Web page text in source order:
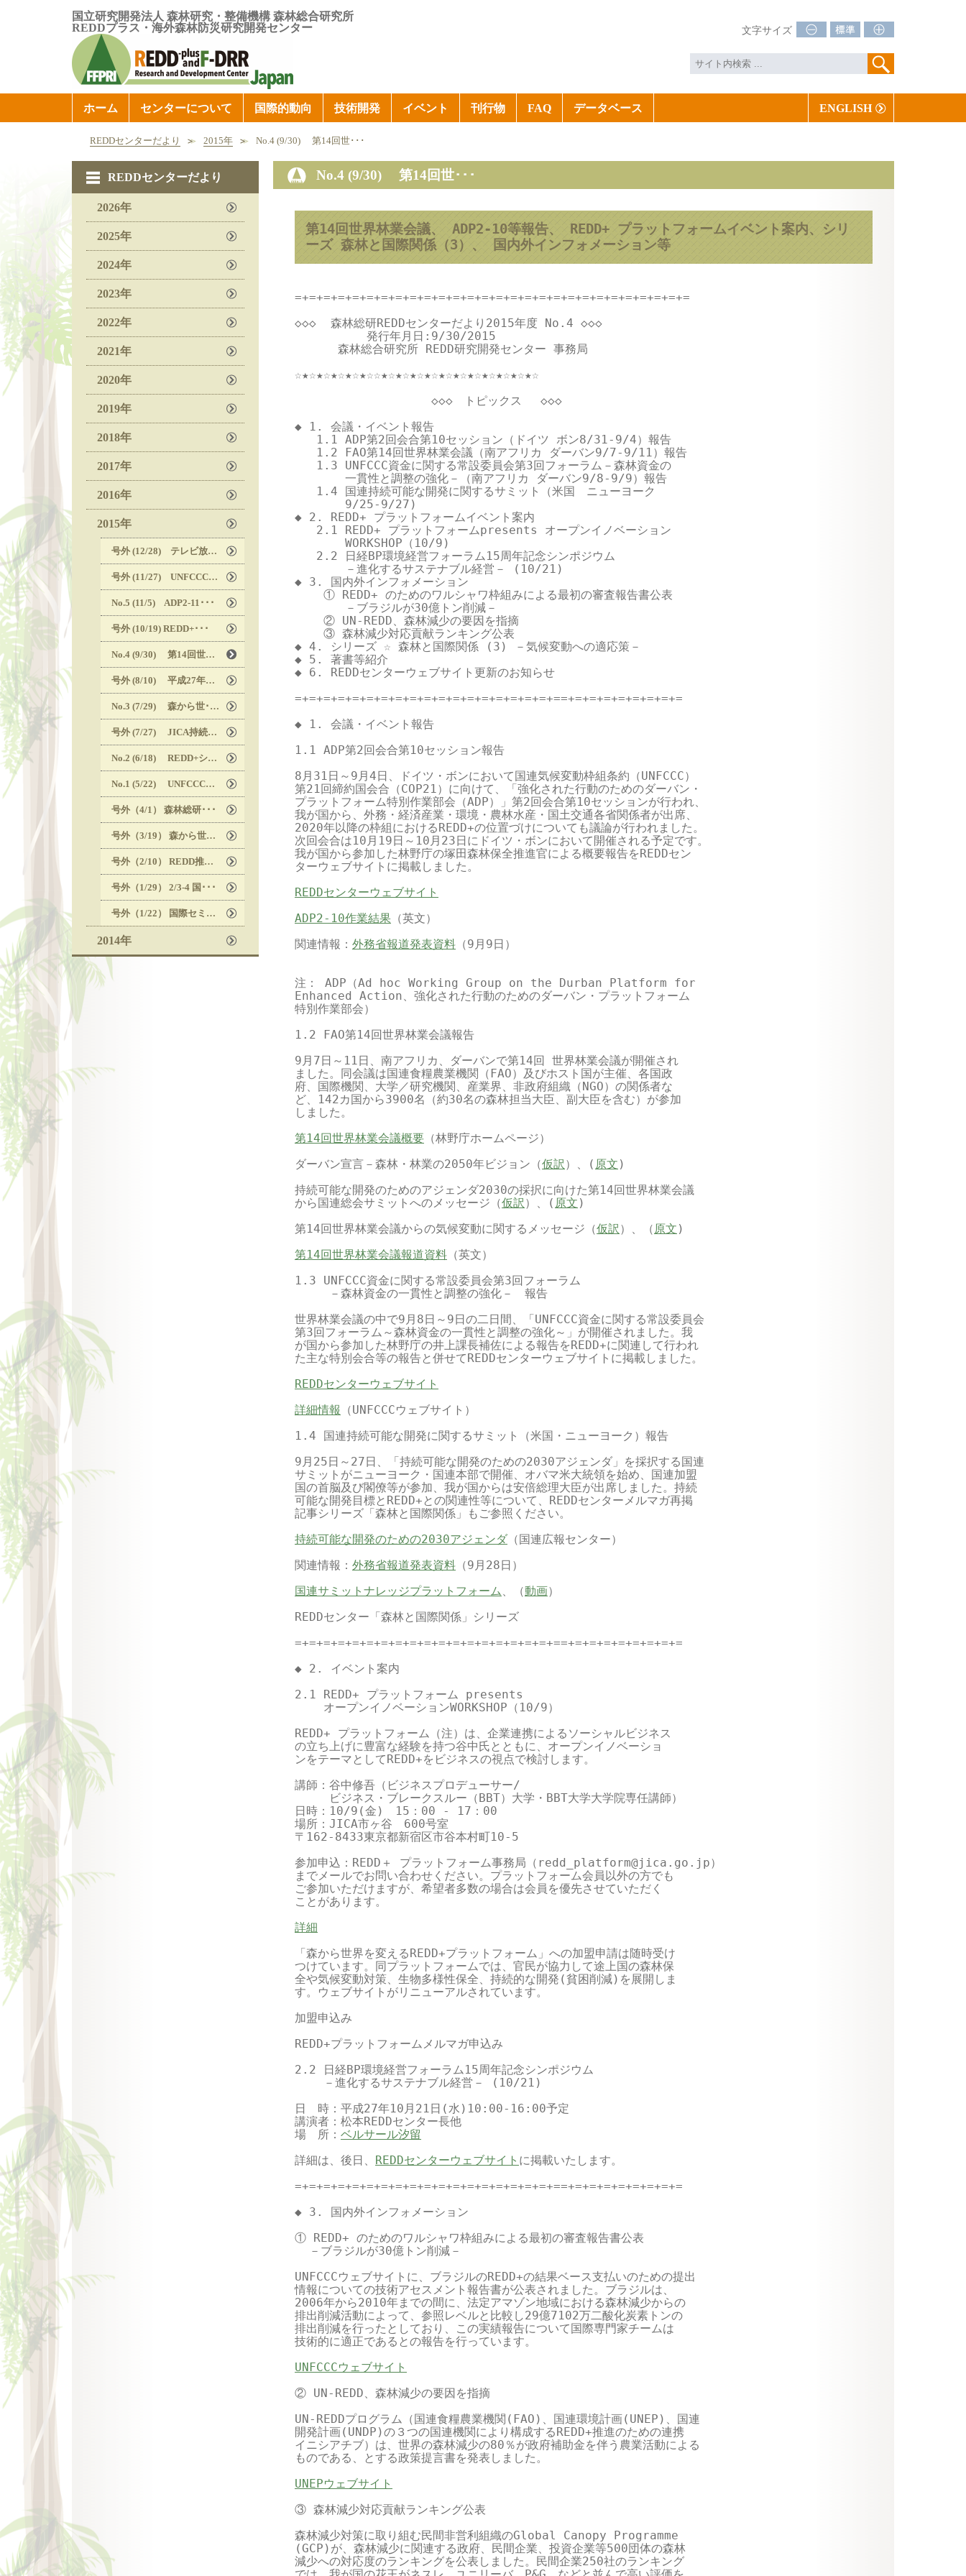
国立研究開発法人 森林研究・整備機構 森林総合研究所
REDDプラス・海外森林防災研究開発センター
文字サイズ
ENGLISH
ホーム センターについて 国際的動向 技術開発 イベント 刊行物 FAQ データベース
REDDセンターだより 2015年 No.4 (9/30) 第14回世･･･
REDDセンターだより
2026年
2025年
2024年
2023年
2022年
2021年
2020年
2019年
2018年
2017年
2016年
2015年
号外 (12/28) テレビ放送･･･
号外 (11/27) UNFCCC･･･
No.5 (11/5) ADP2-11･･･
号外 (10/19) REDD+･･･
No.4 (9/30) 第14回世･･･
号外 (8/10) 平成27年･･･
No.3 (7/29) 森から世･･･
号外 (7/27) JICA持続･･･
No.2 (6/18) REDD+シ･･･
No.1 (5/22) UNFCCC･･･
号外（4/1） 森林総研･･･
号外（3/19） 森から世･･･
号外（2/10） REDD推進･･･
号外（1/29） 2/3-4 国･･･
号外（1/22） 国際セミ･･･
2014年
No.4 (9/30) 第14回世･･･
第14回世界林業会議、 ADP2-10等報告、 REDD+ プラットフォームイベント案内、シリ
ーズ 森林と国際関係（3）、 国内外インフォメーション等
=+=+=+=+=+=+=+=+=+=+=+=+=+=+=+=+=+=+=+=+=+=+=+=+=+=+=+=
◇◇◇  森林総研REDDセンターだより2015年度 No.4 ◇◇◇
          発行年月日:9/30/2015
      森林総合研究所 REDD研究開発センター 事務局
☆★☆★☆★☆★☆★☆☆★☆★☆★☆★☆★☆★☆★☆★☆★☆★☆★☆
                   ◇◇◇　トピックス 　◇◇◇
◆ 1. 会議・イベント報告
   1.1 ADP第2回会合第10セッション（ドイツ ボン8/31-9/4）報告
   1.2 FAO第14回世界林業会議（南アフリカ ダーバン9/7-9/11）報告
   1.3 UNFCCC資金に関する常設委員会第3回フォーラム－森林資金の
       一貫性と調整の強化－（南アフリカ ダーバン9/8-9/9）報告
   1.4 国連持続可能な開発に関するサミット（米国　ニューヨーク
       9/25-9/27)
◆ 2. REDD+ プラットフォームイベント案内
   2.1 REDD+ プラットフォームpresents オープンイノベーション
       WORKSHOP（10/9)
   2.2 日経BP環境経営フォーラム15周年記念シンポジウム
       －進化するサステナブル経営－ (10/21)
◆ 3. 国内外インフォメーション
    ① REDD+ のためのワルシャワ枠組みによる最初の審査報告書公表
       －ブラジルが30億トン削減－
    ② UN-REDD、森林減少の要因を指摘
    ③ 森林減少対応貢献ランキング公表
◆ 4. シリーズ ☆ 森林と国際関係 (3) －気候変動への適応策－
◆ 5. 著書等紹介
◆ 6. REDDセンターウェブサイト更新のお知らせ
=+=+=+=+=+=+=+=+=+=+=+=+=+=+=+=+=+=+==+=+=+=+=+=+=+=+=
◆ 1. 会議・イベント報告
1.1 ADP第2回会合第10セッション報告
8月31日～9月4日、ドイツ・ボンにおいて国連気候変動枠組条約（UNFCCC）
第21回締約国会合（COP21）に向けて、「強化された行動のためのダーバン・
プラットフォーム特別作業部会（ADP）」第2回会合第10セッションが行われ、
我が国から、外務・経済産業・環境・農林水産・国土交通各省関係者が出席、
2020年以降の枠組におけるREDD+の位置づけについても議論が行われました。
次回会合は10月19日～10月23日にドイツ・ボンにおいて開催される予定です。
我が国から参加した林野庁の塚田森林保全推進官による概要報告をREDDセン
ターウェブサイトに掲載しました。
REDDセンターウェブサイト
ADP2-10作業結果 （英文）
関連情報： 外務省報道発表資料 （9月9日）
注： ADP（Ad hoc Working Group on the Durban Platform for
Enhanced Action、強化された行動のためのダーバン・プラットフォーム
特別作業部会）
1.2 FAO第14回世界林業会議報告
9月7日～11日、南アフリカ、ダーバンで第14回 世界林業会議が開催され
ました。同会議は国連食糧農業機関（FAO）及びホスト国が主催、各国政
府、国際機関、大学／研究機関、産業界、非政府組織（NGO）の関係者な
ど、142カ国から3900名（約30名の森林担当大臣、副大臣を含む）が参加
しました。
第14回世界林業会議概要 （林野庁ホームページ）
ダーバン宣言－森林・林業の2050年ビジョン（仮訳 ）、( 原文 )
持続可能な開発のためのアジェンダ2030の採択に向けた第14回世界林業会議
から国連総会サミットへのメッセージ（仮訳 ）、( 原文 )
第14回世界林業会議からの気候変動に関するメッセージ（仮訳 ）、（原文 )
第14回世界林業会議報道資料 （英文）
1.3 UNFCCC資金に関する常設委員会第3回フォーラム
－森林資金の一貫性と調整の強化－　報告
世界林業会議の中で9月8日～9日の二日間、「UNFCCC資金に関する常設委員会
第3回フォーラム～森林資金の一貫性と調整の強化～」が開催されました。我
が国から参加した林野庁の井上課長補佐による報告をREDD+に関連して行われ
た主な特別会合等の報告と併せてREDDセンターウェブサイトに掲載しました。
REDDセンターウェブサイト
詳細情報
（UNFCCCウェブサイト）
1.4 国連持続可能な開発に関するサミット（米国・ニューヨーク）報告
9月25日～27日、「持続可能な開発のための2030アジェンダ」を採択する国連
サミットがニューヨーク・国連本部で開催、オバマ米大統領を始め、国連加盟
国の首脳及び閣僚等が参加、我が国からは安倍総理大臣が出席しました。持続
可能な開発目標とREDD+との関連性等について、REDDセンターメルマガ再掲
記事シリーズ「森林と国際関係」もご参照ください。
持続可能な開発のための2030アジェンダ （国連広報センター）
関連情報： 外務省報道発表資料 （9月28日）
国連サミットナレッジプラットフォーム、（動画）
REDDセンター「森林と国際関係」シリーズ
=+=+=+=+=+=+=+=+=+=+=+=+=+=+=+=+=+=+==+=+=+=+=+=+=+=+=
◆ 2. イベント案内
2.1 REDD+ プラットフォーム presents
    オープンイノベーションWORKSHOP（10/9）
REDD+ プラットフォーム（注）は、企業連携によるソーシャルビジネス
の立ち上げに豊富な経験を持つ谷中氏とともに、オープンイノベーショ
ンをテーマとしてREDD+をビジネスの視点で検討します。
講師：谷中修吾（ビジネスプロデューサー/
ビジネス・ブレークスルー（BBT）大学・BBT大学大学院専任講師）
日時：10/9(金)　15：00 - 17：00
場所：JICA市ヶ谷　600号室
〒162-8433東京都新宿区市谷本村町10-5
参加申込：REDD＋ プラットフォーム事務局（redd_platform@jica.go.jp）
までメールでお問い合わせください。プラットフォーム会員以外の方でも
ご参加いただけますが、希望者多数の場合は会員を優先させていただく
ことがあります。
詳細
「森から世界を変えるREDD+プラットフォーム」への加盟申請は随時受け
つけています。同プラットフォームでは、官民が協力して途上国の森林保
全や気候変動対策、生物多様性保全、持続的な開発(貧困削減)を展開しま
す。ウェブサイトがリニューアルされています。
加盟申込み
REDD+プラットフォームメルマガ申込み
2.2 日経BP環境経営フォーラム15周年記念シンポジウム
    －進化するサステナブル経営－ (10/21)
日　時：平成27年10月21日(水)10:00-16:00予定
講演者：松本REDDセンター長他
場　所： ベルサール汐留
詳細は、後日、
REDDセンターウェブサイト に掲載いたします。
=+=+=+=+=+=+=+=+=+=+=+=+=+=+=+=+=+=+==+=+=+=+=+=+=+=+=
◆ 3. 国内外インフォメーション
① REDD+ のためのワルシャワ枠組みによる最初の審査報告書公表
  －ブラジルが30億トン削減－
UNFCCCウェブサイトに、ブラジルのREDD+の結果ベース支払いのための提出
情報についての技術アセスメント報告書が公表されました。ブラジルは、
2006年から2010年までの間に、法定アマゾン地域における森林減少からの
排出削減活動によって、参照レベルと比較し29億7102万二酸化炭素トンの
排出削減を行ったとしており、この実績報告について国際専門家チームは
技術的に適正であるとの報告を行っています。
UNFCCCウェブサイト
② UN-REDD、森林減少の要因を指摘
UN-REDDプログラム（国連食糧農業機関(FAO)、国連環境計画(UNEP)、国連
開発計画(UNDP)の３つの国連機関により構成するREDD+推進のための連携
イニシアチブ）は、世界の森林減少の80％が政府補助金を伴う農業活動による
ものである、とする政策提言書を発表しました。
UNEPウェブサイト
③ 森林減少対応貢献ランキング公表
森林減少対策に取り組む民間非営利組織のGlobal Canopy Programme
(GCP)が、森林減少に関連する政府、民間企業、投資企業等500団体の森林
減少への対応度のランキングを公表しました。民間企業250社のランキング